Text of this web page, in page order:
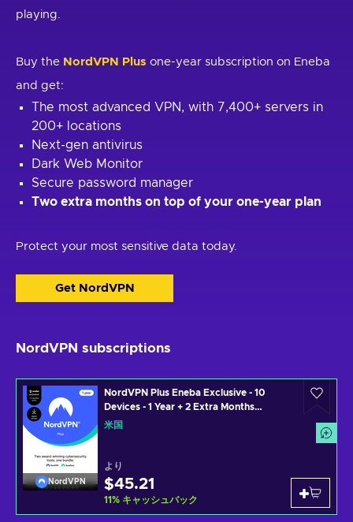
playing.
Buy the NordVPN Plus one-year subscription on Eneba
and get:
The most advanced VPN, with 7,400+ servers in
200+ locations
Next-gen antivirus
Dark Web Monitor
Secure password manager
Two extra months on top of your one-year plan
Protect your most sensitive data today.
Get NordVPN
NordVPN subscriptions
NordVPN
NordVPN Plus Eneba Exclusive - 10
Devices - 1 Year + 2 Extra Months
(PC/MAC/MOBILE) VPN & Cybersecurity
米国
より
$45.21
11% キャッシュバック